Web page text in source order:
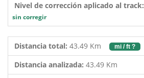
Nivel de corrección aplicado al track:
sin corregir
Distancia total: 43.49 Km mi / ft ?
Distancia analizada: 43.49 Km